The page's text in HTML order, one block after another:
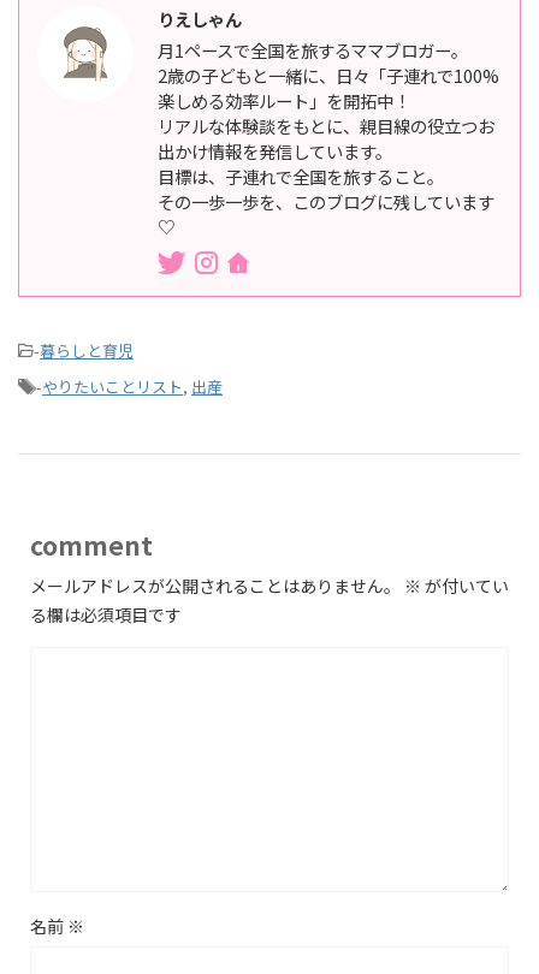
りえしゃん
月1ペースで全国を旅するママブロガー。
2歳の子どもと一緒に、日々「子連れで100%
楽しめる効率ルート」を開拓中！
リアルな体験談をもとに、親目線の役立つお
出かけ情報を発信しています。
目標は、子連れで全国を旅すること。
その一歩一歩を、このブログに残しています
♡
-暮らしと育児
-やりたいことリスト, 出産
comment
メールアドレスが公開されることはありません。 ※ が付いてい
る欄は必須項目です
名前 ※